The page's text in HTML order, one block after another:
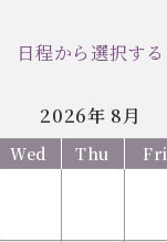
日程から選択する
2026年 8月
Wed Thu Fri